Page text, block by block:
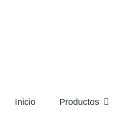
Inicio Productos